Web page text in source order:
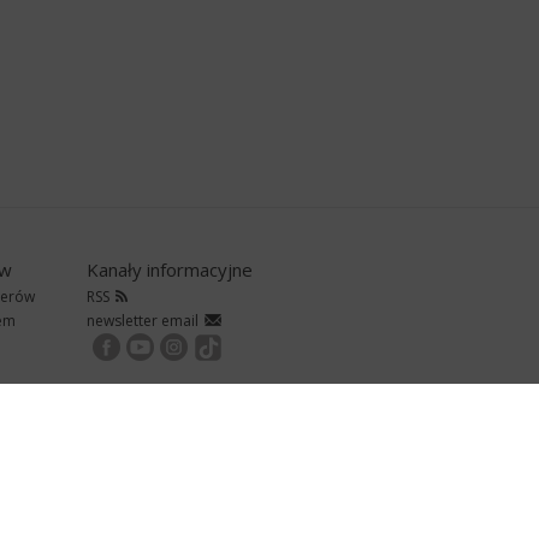
Kanały informacyjne
RSS
newsletter email